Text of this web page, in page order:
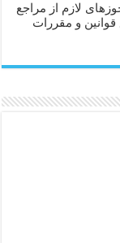
لازم از مراجع
و مقررات